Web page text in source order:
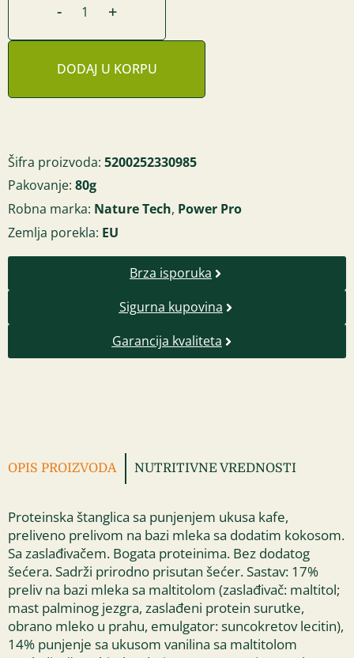
- +
DODAJ U KORPU
Šifra proizvoda: 5200252330985
Pakovanje: 80g
Robna marka: Nature Tech, Power Pro
Zemlja porekla: EU
Brza isporuka
Sigurna kupovina
Garancija kvaliteta
OPIS PROIZVODA NUTRITIVNE VREDNOSTI
Proteinska štanglica sa punjenjem ukusa kafe,
preliveno prelivom na bazi mleka sa dodatim kokosom.
Sa zaslađivačem. Bogata proteinima. Bez dodatog
šećera. Sadrži prirodno prisutan šećer. Sastav: 17%
preliv na bazi mleka sa maltitolom (zaslađivač: maltitol;
mast palminog jezgra, zaslađeni protein surutke,
obrano mleko u prahu, emulgator: suncokretov lecitin),
14% punjenje sa ukusom vanilina sa maltitolom